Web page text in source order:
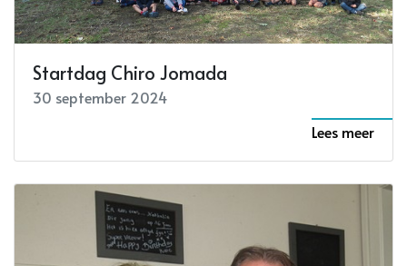
Startdag Chiro Jomada
30 september 2024
Lees meer